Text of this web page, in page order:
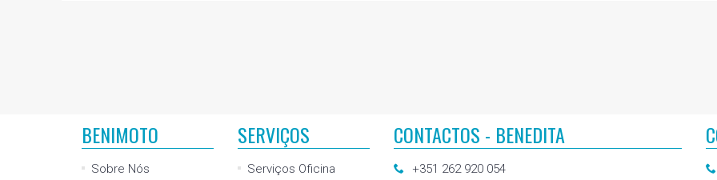
BENIMOTO
Sobre Nós
SERVIÇOS
Serviços Oficina
CONTACTOS - BENEDITA
+351 262 920 054